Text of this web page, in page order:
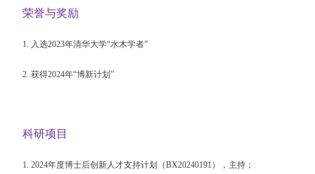
荣誉与奖励
1. 入选2023年清华大学“水木学者”
2. 获得2024年“博新计划”
科研项目
1. 2024年度博士后创新人才支持计划（BX20240191 ），主持；